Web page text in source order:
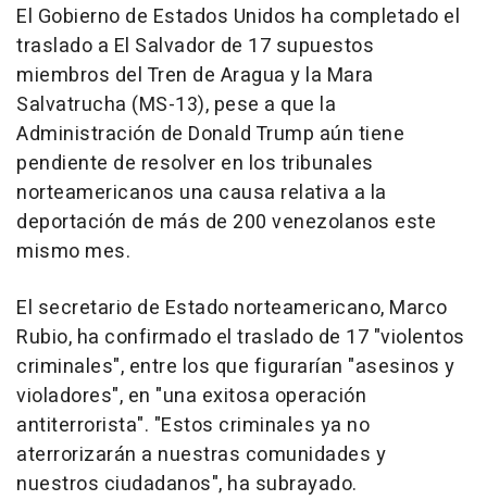
El Gobierno de Estados Unidos ha completado el
traslado a El Salvador de 17 supuestos
miembros del Tren de Aragua y la Mara
Salvatrucha (MS-13), pese a que la
Administración de Donald Trump aún tiene
pendiente de resolver en los tribunales
norteamericanos una causa relativa a la
deportación de más de 200 venezolanos este
mismo mes.
El secretario de Estado norteamericano, Marco
Rubio, ha confirmado el traslado de 17 "violentos
criminales", entre los que figurarían "asesinos y
violadores", en "una exitosa operación
antiterrorista". "Estos criminales ya no
aterrorizarán a nuestras comunidades y
nuestros ciudadanos", ha subrayado.